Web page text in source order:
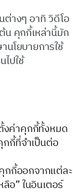
ต่างๆ อาทิ วิดีโอ
น คุกกี้เหล่านี้มัก
โยบายการใช้
ปใช้
งค่าคุกกี้ทั้งหมด
กี้ที่จำเป็นต่อ
กกี้ออกจากแต่ละ
อ” ในอินเตอร์